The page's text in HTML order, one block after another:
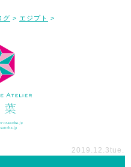
グ > エジプト >
2019.12.3tue.